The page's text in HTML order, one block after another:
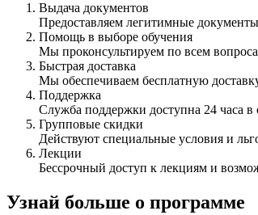
Выдача документов
Предоставляем легитимные
Помощь в выборе обучения
Мы проконсультируем по всем
Быстрая доставка
Мы обеспечиваем бесплатную
Поддержка
Служба поддержки доступна 24 часа
Групповые скидки
Действуют специальные условия и
Лекции
Бессрочный доступ к лекциям и
Узнай больше о программе